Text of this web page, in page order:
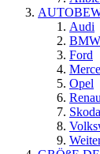
Audi
BMW
Ford
Opel
Skoda